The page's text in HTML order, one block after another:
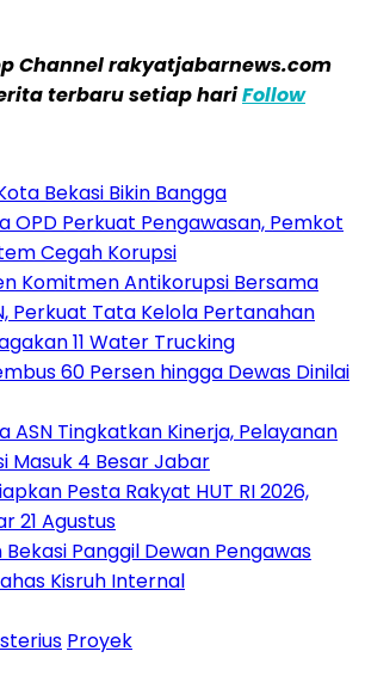
Channel rakyatjabarnews.com
terbaru setiap hariFollow
Bekasi Bikin Bangga
OPD Perkuat Pengawasan, Pemkot
Cegah Korupsi
Komitmen Antikorupsi Bersama
Perkuat Tata Kelola Pertanahan
11 Water Trucking
60 Persen hingga Dewas Dinilai
ASN Tingkatkan Kinerja, Pelayanan
Masuk 4 Besar Jabar
Pesta Rakyat HUT RI 2026,
21 Agustus
Panggil Dewan Pengawas
Kisruh Internal
Proyek